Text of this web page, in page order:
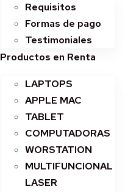
Requisitos
Formas de pago
Testimoniales
Productos en Renta
LAPTOPS
APPLE MAC
TABLET
COMPUTADORAS
WORSTATION
MULTIFUNCIONAL
LASER